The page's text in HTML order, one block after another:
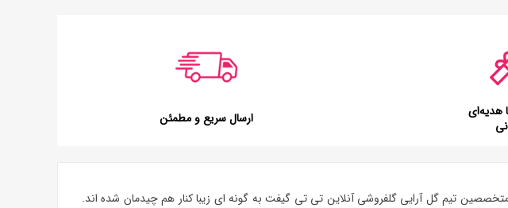
ارسال سریع و مطمئن
تیم گل آرایی گلفروشی آنلاین تی تی گیفت به گونه ای زیبا کنار هم چیدمان شده اند.